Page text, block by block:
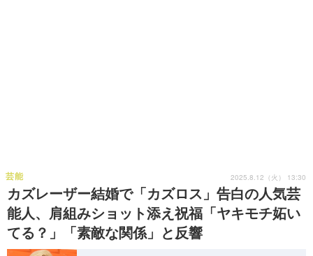
カズレーザー結婚で「カズロス」告白の人気芸
能人、肩組みショット添え祝福「ヤキモチ妬い
てる？」「素敵な関係」と反響
芸能 2025.8.12（火） 13:30